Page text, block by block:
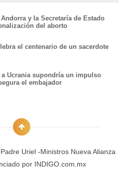
y la Secretaría de Estado
del aborto
el centenario de un sacerdote
Ucrania supondría un impulso
el embajador
Padre Uriel -Ministros Nueva Alianza
por INDIGO.com.mx